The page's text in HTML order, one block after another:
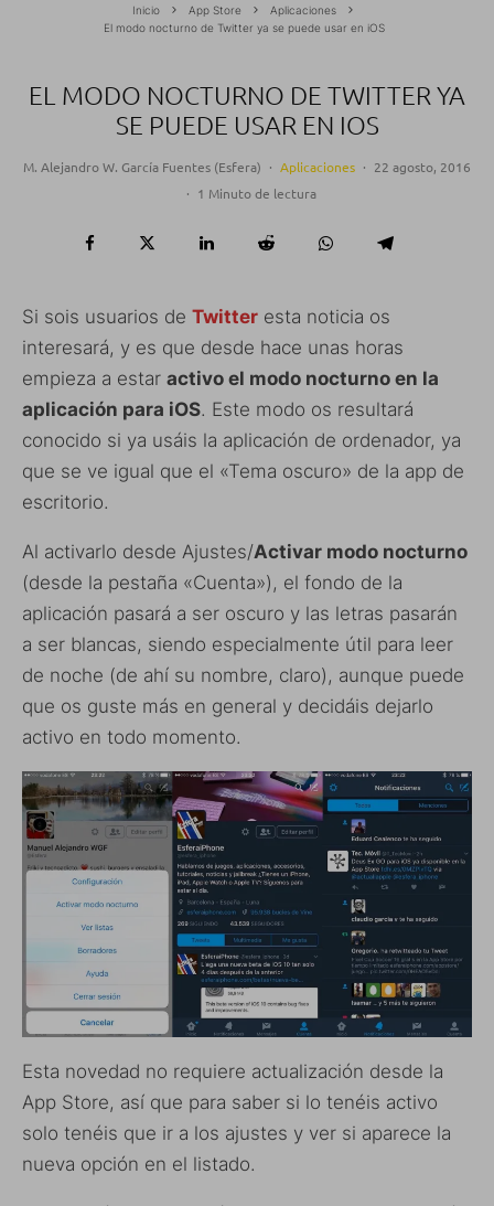
Inicio App Store
Aplicaciones
El modo nocturno de Twitter ya se puede usar en iOS
EL MODO NOCTURNO DE TWITTER YA
SE PUEDE USAR EN IOS
M. Alejandro W. García Fuentes (Esfera) · Aplicaciones · 22 agosto, 2016
· 1 Minuto de lectura
Si sois usuarios de Twitter esta noticia os
interesará, y es que desde hace unas horas
empieza a estar activo el modo nocturno en la
aplicación para iOS. Este modo os resultará
conocido si ya usáis la aplicación de ordenador, ya
que se ve igual que el «Tema oscuro» de la app de
escritorio.
Al activarlo desde Ajustes/Activar modo nocturno
(desde la pestaña «Cuenta»), el fondo de la
aplicación pasará a ser oscuro y las letras pasarán
a ser blancas, siendo especialmente útil para leer
de noche (de ahí su nombre, claro), aunque puede
que os guste más en general y decidáis dejarlo
activo en todo momento.
Esta novedad no requiere actualización desde la
App Store, así que para saber si lo tenéis activo
solo tenéis que ir a los ajustes y ver si aparece la
nueva opción en el listado.